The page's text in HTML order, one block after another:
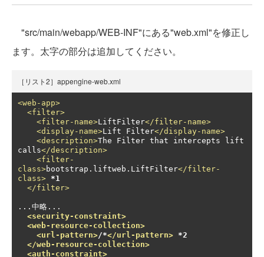
"src/main/webapp/WEB-INF"にある"web.xml"を修正し
ます。太字の部分は追加してください。
［リスト2］appengine-web.xml
<web-app>
<filter>
<filter-name>LiftFilter</filter-name>
<display-name>Lift Filter</display-name>
<description>The Filter that intercepts lift
calls</description>
<filter-
class>bootstrap.liftweb.LiftFilter</filter-
class> *1
</filter>
...中略...
<security-constraint>
<web-resource-collection>
<url-pattern>/*</url-pattern> *2
</web-resource-collection>
<auth-constraint>